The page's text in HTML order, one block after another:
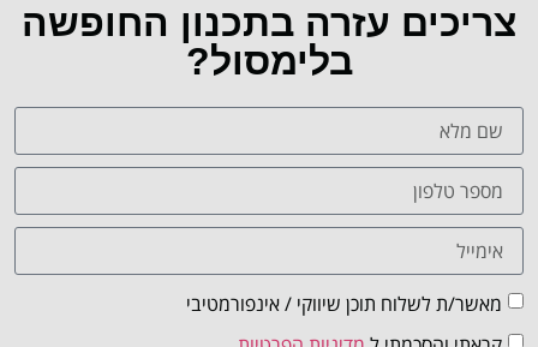
צריכים עזרה בתכנון החופשה
בלימסול?
מאשר/ת לשלוח תוכן שיווקי / אינפורמטיבי